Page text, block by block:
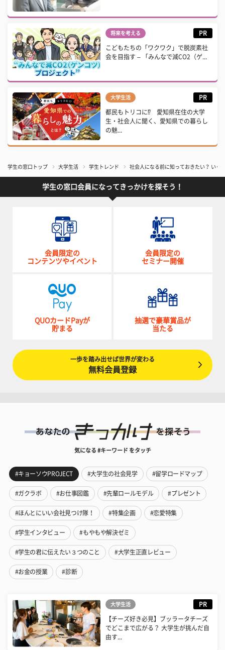
将来を考える PR
こどもたちの「ワクワク」で脱炭素社
会を目指す – 「みんなで減CO2（ゲ...
大学生活 PR
都民もトリコに⁉ 愛知県在住の大学
生・社会人に聞く、愛知県での暮らし
の魅...
学生の窓口トップ 大学生活 学生トレンド 社会人になる前に知っておきたい？ い
学生の窓口会員になってきっかけを探そう！
会員限定の
コンテンツやイベント
会員限定の
セミナー開催
QUOカードPayが
貯まる
抽選で豪華賞品が
当たる
一歩を踏み出せば世界が変わる
無料会員登録
気になる #キーワード をタッチ
#キョーソウPROJECT #大学生の社会見学 #留学ロードマップ
#ガクラボ #お仕事図鑑 #先輩ロールモデル #プレゼント
#ほんとにいい会社見つけ隊！ #特集企画 #恋愛特集
#学生インタビュー #もやもや解決ゼミ
#学生の君に伝えたい３つのこと #大学生正直レビュー
#お金の授業 #診断
大学生活 PR
【チーズ好き必見】ブッラータチーズ
でどこまで広がる？ 大学生が挑んだ自
由す...